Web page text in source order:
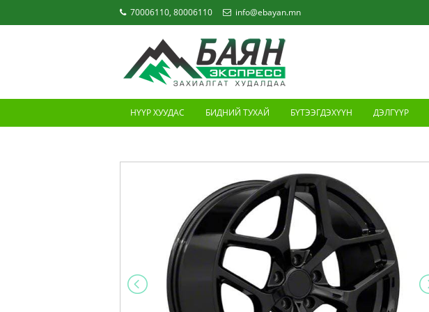
70006110, 80006110 info@ebayan.mn
НҮҮР ХУУДАС БИДНИЙ ТУХАЙ БҮТЭЭГДЭХҮҮН ДЭЛГҮҮР